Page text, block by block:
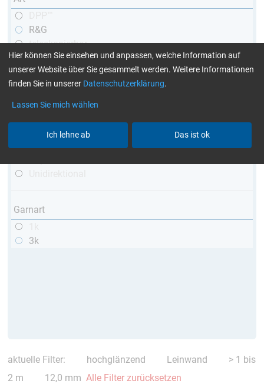
R&G
teleskopierbar
konisch
matt
hochglänzend
mit Gewinde
Garnart
3k
aktuelle Filter: hochglänzend Leinwand
> 1 bis
2 m
12,0 mm Alle Filter zurücksetzen
Hier können Sie einsehen und anpassen, welche Information auf
unserer Website über Sie gesammelt werden. Weitere Informationen
finden Sie in unserer Datenschutzerklärung.
Lassen Sie mich wählen
Ich lehne ab Das ist ok